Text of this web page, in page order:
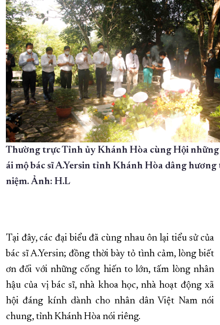
Thường trực Tỉnh ủy Khánh Hòa cùng Hội
ái mộ bác sĩ A.Yersin tỉnh Khánh Hòa dâng
niệm. Ảnh: H.L
Tại đây, các đại biểu đã cùng nhau ôn lại tiểu sử của
bác sĩ A.Yersin; đồng thời bày tỏ tình cảm, lòng biết
ơn đối với những cống hiến to lớn, tấm lòng nhân
hậu của vị bác sĩ, nhà khoa học, nhà hoạt động xã
hội đáng kính dành cho nhân dân Việt Nam nói
chung, tỉnh Khánh Hòa nói riêng.